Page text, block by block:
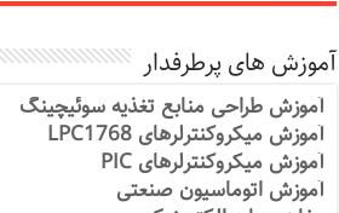
آموزش های پرطرفدار
آموزش طراحی منابع تغذیه سوئیچینگ
آموزش میکروکنترلرهای LPC1768
آموزش میکروکنترلرهای PIC
آموزش اتوماسیون صنعتی